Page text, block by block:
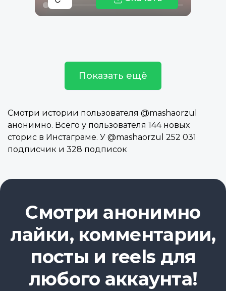
Показать ещё
Смотри истории пользователя @mashaorzul
анонимно. Всего у пользователя 144 новых
сторис в Инстаграме. У @mashaorzul 252 031
подписчик и 328 подписок
Смотри анонимно
лайки, комментарии,
посты и reels для
любого аккаунта!